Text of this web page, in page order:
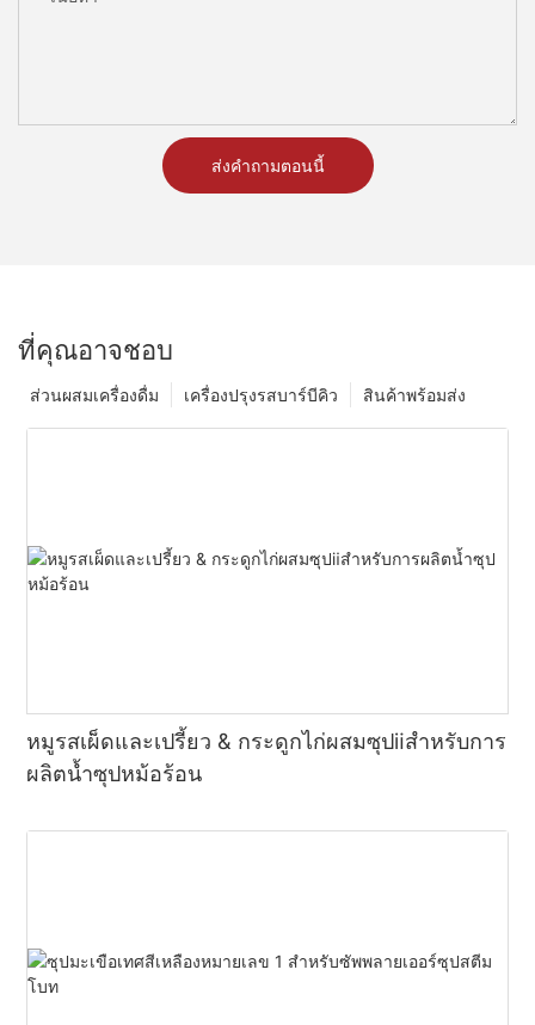
ส่งคำถามตอนนี้
ที่คุณอาจชอบ
สินค้าพร้อมส่ง
เครื่องปรุงรสบาร์บีคิว
ส่วนผสมเครื่องดื่ม
หมูรสเผ็ดและเปรี้ยว & กระดูกไก่ผสมซุปⅱสำหรับการ
ผลิตน้ำซุปหม้อร้อน